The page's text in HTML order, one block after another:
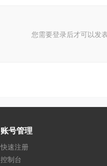
您需要登录后才可以发
账号管理
快速注册
控制台